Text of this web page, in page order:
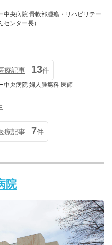
中央病院 骨軟部腫瘍・リハビリテー
センター長）
療記事 13件
中央病院 婦人腫瘍科 医師
療記事 7件
院